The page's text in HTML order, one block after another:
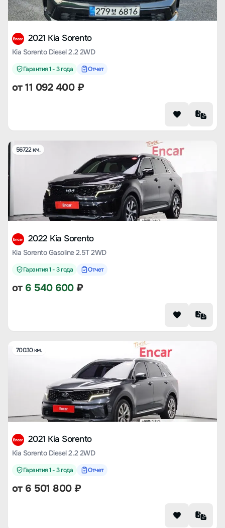
2021 Kia Sorento
Kia Sorento Diesel 2.2 2WD
Гарантия 1 - 3 года Отчет
от11 092 400₽
56722 км.
2022 Kia Sorento
Kia Sorento Gasoline 2.5T 2WD
Гарантия 1 - 3 года Отчет
от 6 540 600₽
70030 км.
2021 Kia Sorento
Kia Sorento Diesel 2.2 2WD
Гарантия 1 - 3 года Отчет
от 6 501 800₽